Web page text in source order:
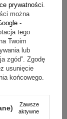
połączyć
po obu
grafikę
tym modelu?
NA TYM
prywatności.
można
-
tego
Twoim
lub
zgód”. Zgodę
usunięcie
końcowego.
Zawsze
aktywne